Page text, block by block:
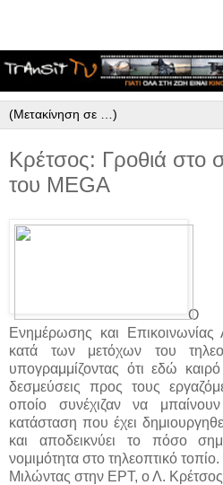
Κρέτσος: Γροθιά στο
του MEGA
Ο
Ενημέρωσης και Επικοινωνίας
κατά των μετόχων του
υπογραμμίζοντας ότι εδώ
δεσμεύσεις προς τους
οποίο συνέχιζαν να
κατάσταση που έχει
και αποδεικνύει το πόσο
νομιμότητα στο τηλεοπτικό τοπίο.
Μιλώντας στην ΕΡΤ, ο Λ. Κρέτσος